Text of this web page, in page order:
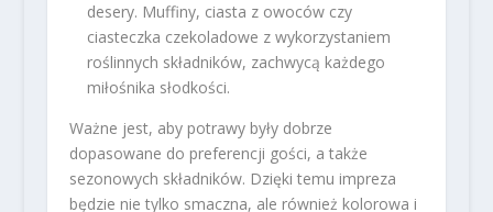
desery. Muffiny, ciasta z owoców czy
ciasteczka czekoladowe z wykorzystaniem
roślinnych składników, zachwycą każdego
miłośnika słodkości.
Ważne jest, aby potrawy były dobrze
dopasowane do preferencji gości, a także
sezonowych składników. Dzięki temu impreza
będzie nie tylko smaczna, ale również kolorowa i